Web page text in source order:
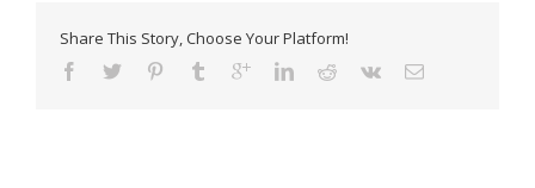
Share This Story, Choose Your Platform!